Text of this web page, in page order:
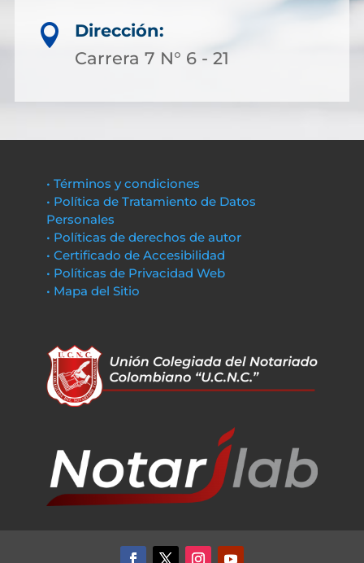

Dirección:
Carrera 7 N° 6 - 21
• Términos y condiciones
• Política de Tratamiento de Datos
Personales
• Políticas de derechos de autor
• Certificado de Accesibilidad
• Políticas de Privacidad Web
• Mapa del Sitio